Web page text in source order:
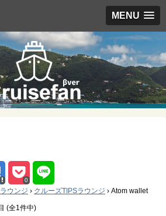
MENU
0
ウンジ › クルーズTIPSラウンジ › Atom wallet
(全1件中)